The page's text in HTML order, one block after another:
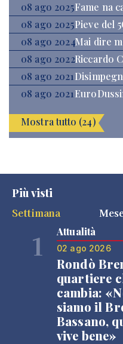
08 ago 2025Fame na
08 ago 2025Pieve del
08 ago 2024Mai dire
08 ago 2022Riccardo
08 ago 2021
08 ago 2021
Mostra tutto (24)
Più visti
Settimana
1 Attualità
02 ago 2026
Rondò
quartiere
cambia:
siamo il
Bassano,
vive bene»